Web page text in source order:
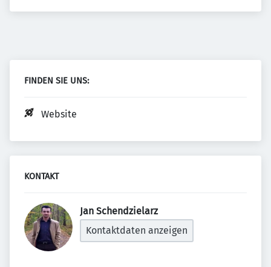
FINDEN SIE UNS:
Website
KONTAKT
Jan Schendzielarz
Kontaktdaten anzeigen